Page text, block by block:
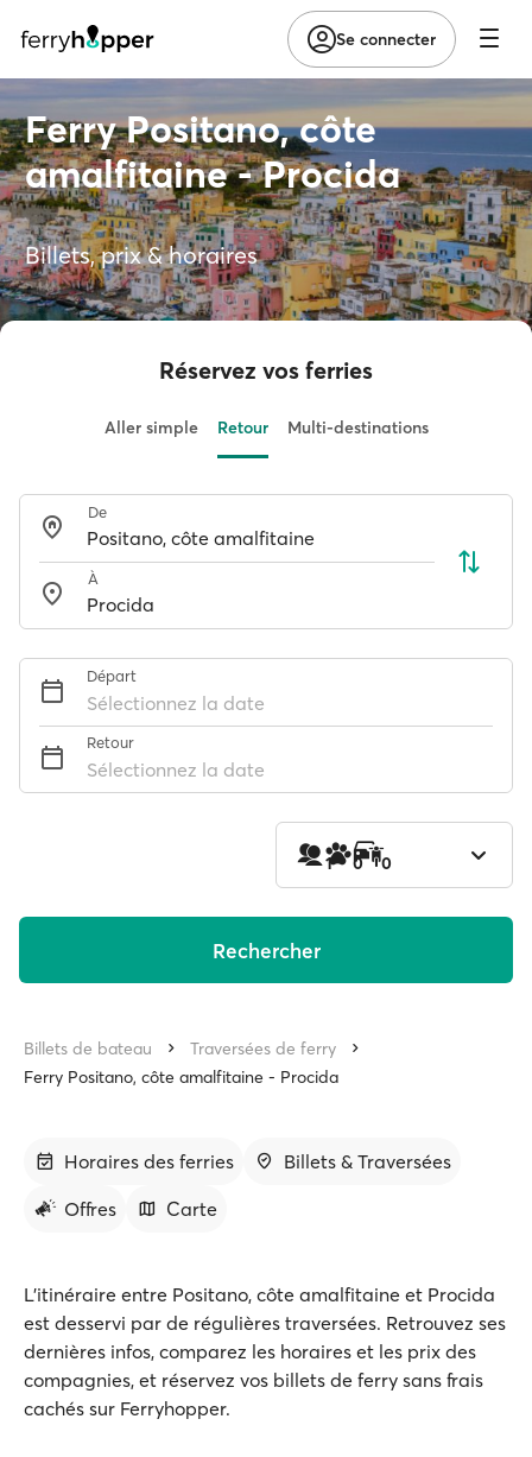
Se connecter
Ferry Positano, côte
amalfitaine - Procida
Billets, prix & horaires
Réservez vos ferries
Aller simple Retour Multi-destinations
De
À
Départ
Sélectionnez la date
Retour
Sélectionnez la date
1 0 0
Rechercher
Billets de bateau
Traversées de ferry
Ferry Positano, côte amalfitaine - Procida
Horaires des ferries
Billets & Traversées
Offres
Carte
L'itinéraire entre Positano, côte amalfitaine et Procida
est desservi par de régulières traversées. Retrouvez ses
dernières infos, comparez les horaires et les prix des
compagnies, et réservez vos billets de ferry sans frais
cachés sur Ferryhopper.